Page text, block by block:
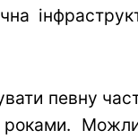
певну
роками.